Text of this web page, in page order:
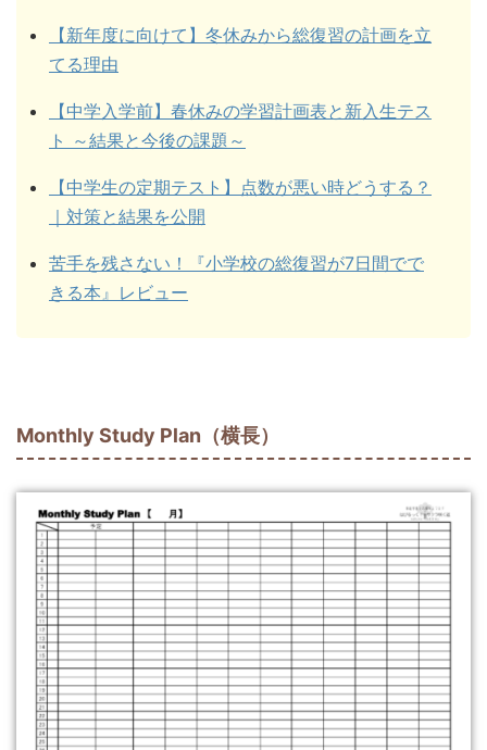
【新年度に向けて】冬休みから総復習の計画を立
てる理由
【中学入学前】春休みの学習計画表と新入生テス
ト ～結果と今後の課題～
【中学生の定期テスト】点数が悪い時どうする？
｜対策と結果を公開
苦手を残さない！『小学校の総復習が7日間でで
きる本』レビュー
Monthly Study Plan（横長）